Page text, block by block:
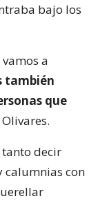
bajo los
a
también
que
Olivares.
tanto decir
calumnias con